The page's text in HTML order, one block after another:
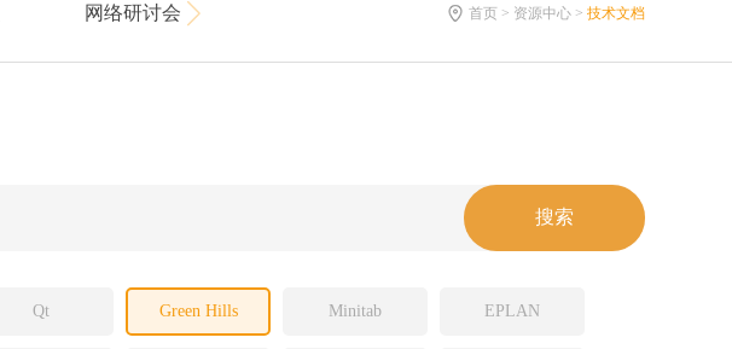
网络研讨会 首页 > 资源中心 > 技术文档
Qt Green Hills Minitab EPLAN